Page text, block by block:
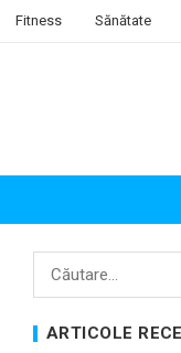
Fitness Sănătate
Caută
ARTICOLE